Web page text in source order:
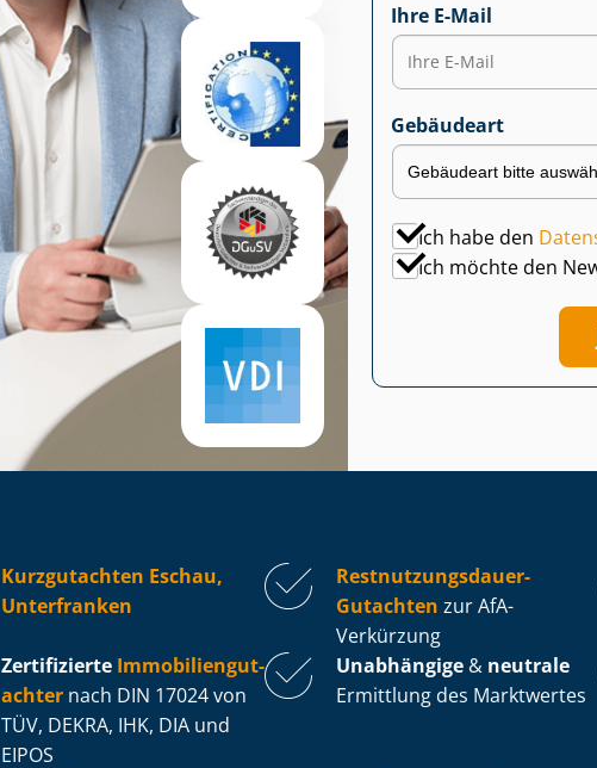
Ihre E-Mail
Gebäudeart
Ich habe den
Ich möchte den
Kurzgutachten Eschau,
Unterfranken
Rest­nut­zungs­dau­er-
Gutachten zur AfA-
Verkürzung
Zertifizierte Im­mo­bi­li­en­gut­
ach­ter nach DIN 17024 von
TÜV, DEKRA, IHK, DIA und
EIPOS
Unabhängige & neutrale
Ermittlung des Marktwertes